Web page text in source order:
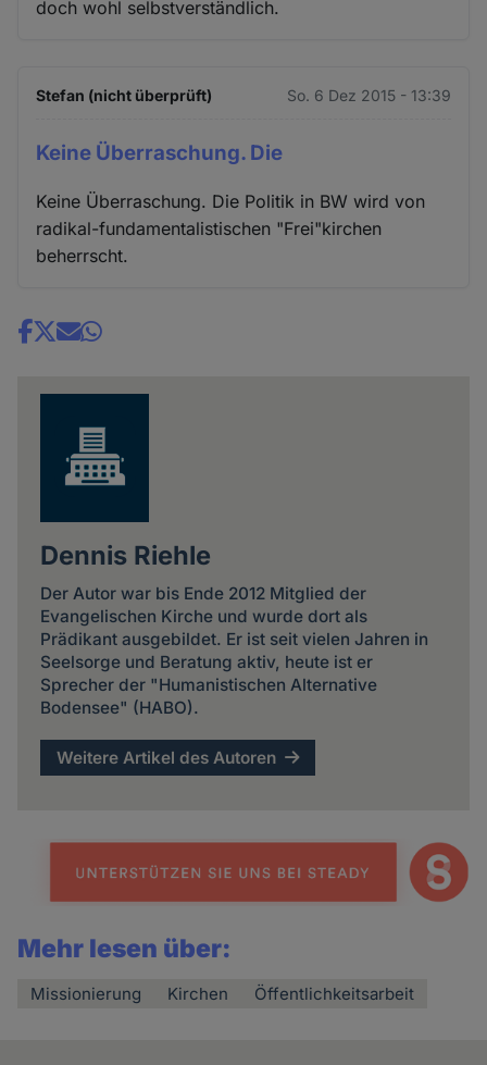
doch wohl selbstverständlich.
Stefan (nicht überprüft) So. 6 Dez 2015 - 13:39
Keine Überraschung. Die
Keine Überraschung. Die Politik in BW wird von
radikal-fundamentalistischen "Frei"kirchen
beherrscht.
Share
Dennis Riehle
Der Autor war bis Ende 2012 Mitglied der
Evangelischen Kirche und wurde dort als
Prädikant ausgebildet. Er ist seit vielen Jahren in
Seelsorge und Beratung aktiv, heute ist er
Sprecher der "Humanistischen Alternative
Bodensee" (HABO).
Weitere Artikel des Autoren
Mehr lesen über:
Missionierung Kirchen Öffentlichkeitsarbeit